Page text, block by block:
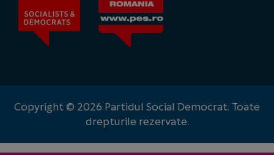
Copyright © 2026 Partidul Social Democrat. Toate
drepturile rezervate.